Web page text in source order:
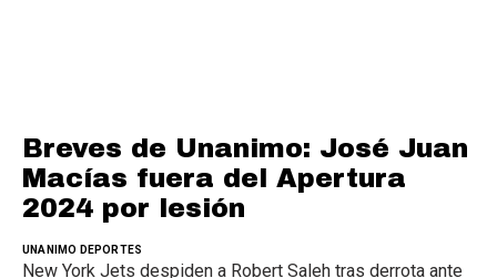
Breves de Unanimo: José Juan
Macías fuera del Apertura
2024 por lesión
UNANIMO DEPORTES
New York Jets despiden a Robert Saleh tras derrota ante